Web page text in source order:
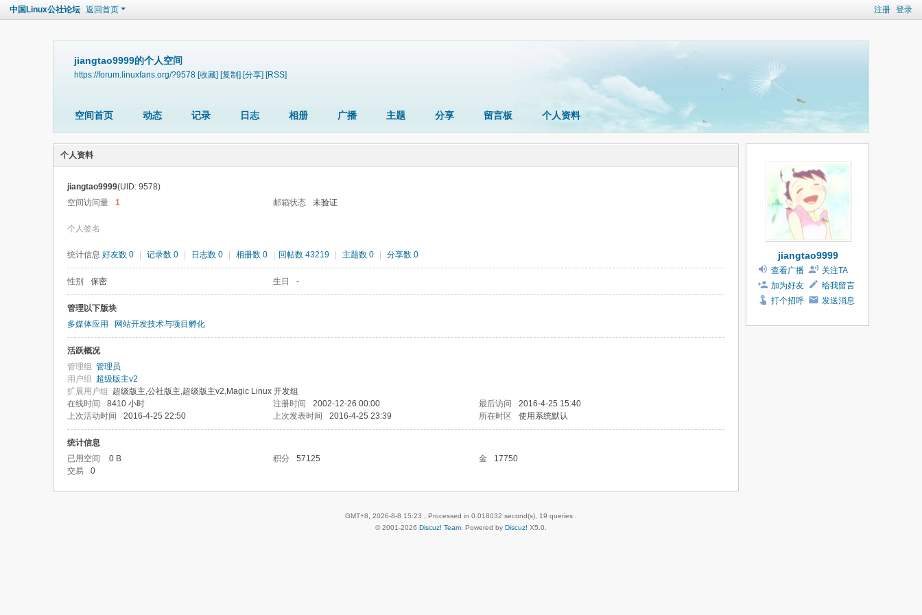
注册 登录
中国Linux公社论坛 返回首页
jiangtao9999的个人空间
https://forum.linuxfans.org/?9578 [收藏] [复制] [分享] [RSS]
空间首页 动态 记录 日志 相册 广播 主题 分享 留言板 个人资料
个人资料
jiangtao9999(UID: 9578)
空间访问量
1 邮箱状态 未验证
个人签名
统计信息 好友数 0 记录数 0 日志数 0 相册数 0 回帖数 43219 主题数 0 分享数 0
性别 保密 生日 -
管理以下版块
多媒体应用
网站开发技术与项目孵化
活跃概况
管理组 管理员
用户组 超级版主v2
扩展用户组 超级版主,公社版主,超级版主v2,Magic Linux 开发组
在线时间
8410 小时 注册时间 2002-12-26 00:00 最后访问
2016-4-25 15:40
上次活动时间
2016-4-25 22:50 上次发表时间 2016-4-25 23:39 所在时区 使用系统默认
统计信息
已用空间
0 B 积分 57125 金
17750
交易
0
jiangtao9999
查看广播
关注TA
加为好友
给我留言
打个招呼
发送消息
GMT+8, 2026-8-8 15:23 , Processed in 0.018032 second(s), 19 queries .
© 2001-2026 Discuz! Team . Powered by Discuz! X5.0